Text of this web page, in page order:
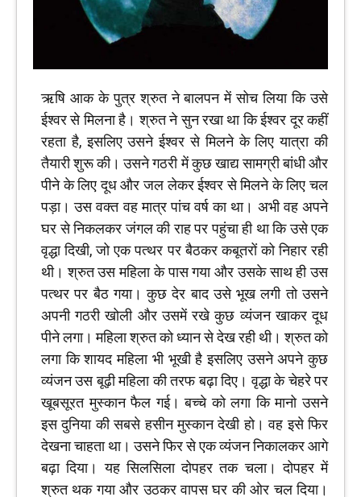
ऋषि आक के पुत्र श्रुत ने बालपन में सोच लिया कि उसे
ईश्वर से मिलना है। श्रुत ने सुन रखा था कि ईश्वर दूर कहीं
रहता है, इसलिए उसने ईश्वर से मिलने के लिए यात्रा की
तैयारी शुरू की। उसने गठरी में कुछ खाद्य सामग्री बांधी और
पीने के लिए दूध और जल लेकर ईश्वर से मिलने के लिए चल
पड़ा। उस वक्त वह मात्र पांच वर्ष का था। अभी वह अपने
घर से निकलकर जंगल की राह पर पहुंचा ही था कि उसे एक
वृद्धा दिखी, जो एक पत्थर पर बैठकर कबूतरों को निहार रही
थी। श्रुत उस महिला के पास गया और उसके साथ ही उस
पत्थर पर बैठ गया। कुछ देर बाद उसे भूख लगी तो उसने
अपनी गठरी खोली और उसमें रखे कुछ व्यंजन खाकर दूध
पीने लगा। महिला श्रुत को ध्यान से देख रही थी। श्रुत को
लगा कि शायद महिला भी भूखी है इसलिए उसने अपने कुछ
व्यंजन उस बूढ़ी महिला की तरफ बढ़ा दिए। वृद्धा के चेहरे पर
खूबसूरत मुस्कान फैल गई। बच्चे को लगा कि मानो उसने
इस दुनिया की सबसे हसीन मुस्कान देखी हो। वह इसे फिर
देखना चाहता था। उसने फिर से एक व्यंजन निकालकर आगे
बढ़ा दिया। यह सिलसिला दोपहर तक चला। दोपहर में
श्रुत थक गया और उठकर वापस घर की ओर चल दिया।